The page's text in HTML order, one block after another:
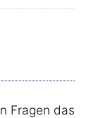
Fragen das